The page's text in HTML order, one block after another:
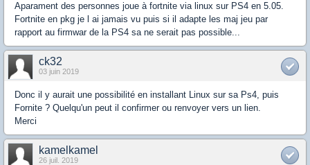
Aparament des personnes joue à fortnite via linux sur PS4 en 5.05.
Fortnite en pkg je l ai jamais vu puis si il adapte les maj jeu par
rapport au firmwar de la PS4 sa ne serait pas possible...
ck32
03 juin 2019
Donc il y aurait une possibilité en installant Linux sur sa Ps4, puis
Fornite ? Quelqu'un peut il confirmer ou renvoyer vers un lien.
Merci
kamelkamel
26 juil. 2019